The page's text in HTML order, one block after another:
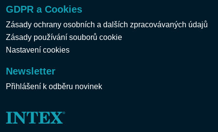
GDPR a Cookies
Zásady ochrany osobních a dalších zpracovávaných údajů
Zásady používání souborů cookie
Nastavení cookies
Newsletter
Přihlášení k odběru novinek